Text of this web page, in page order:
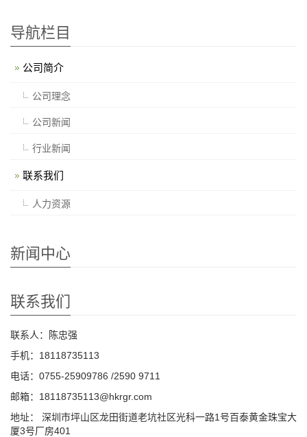
导航栏目
公司简介
公司理念
公司新闻
行业新闻
联系我们
人力资源
新闻中心
联系我们
联系人：陈忠强
手机：18118735113
电话：0755-25909786 /2590 9711
邮箱：18118735113@hkrgr.com
地址： 深圳市坪山区龙田街道老坑社区光科一路1号百泰黄金珠宝大
厦3号厂房401